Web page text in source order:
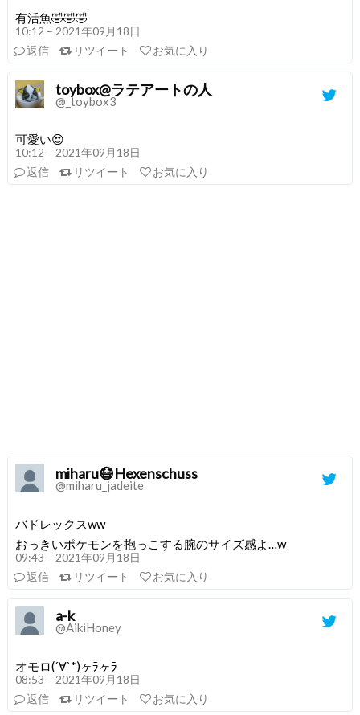
有活魚🤣🤣🤣
10:12 – 2021年09月18日
返信
リツイート お気に入り
toybox@ラテアートの人
@_toybox3
可愛い😍
10:12 – 2021年09月18日
返信
リツイート お気に入り
miharu😷Hexenschuss
@miharu_jadeite
バドレックスww
おっきいポケモンを抱っこする腕のサイズ感よ…w
09:43 – 2021年09月18日
返信
リツイート お気に入り
a-k
@AikiHoney
オモロ(´∀`*)ヶﾗヶﾗ
08:53 – 2021年09月18日
返信
リツイート お気に入り